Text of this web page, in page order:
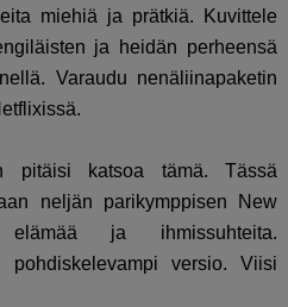
miehiä ja prätkiä. Kuvittele
ja heidän perheensä
Varaudu nenäliinapaketin
pitäisi katsoa tämä. Tässä
neljän parikymppisen New
elämää ja ihmissuhteita.
pohdiskelevampi versio. Viisi